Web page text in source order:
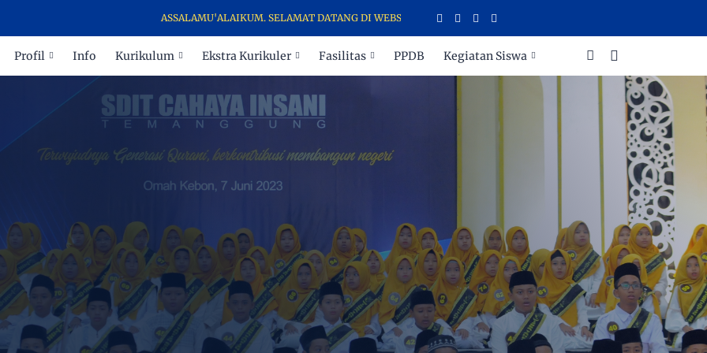
ASSALAMU'ALAIKUM. SELAMAT DATANG DI WEBSITE SDIT CAHAYA INSANI TEMANGGUNG
Profil Info Kurikulum Ekstra Kurikuler Fasilitas PPDB Kegiatan Siswa